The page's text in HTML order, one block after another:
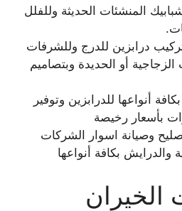
المنشئات الحديثة وللفلل
درابزين للدرج وللشرفات
أو الحديدة وبتصاميم
أنواعها للدرابزين وتوفير
بأسعار رخيصة
وصيانة اسوار الشركات
والدرايش بكافة أنواعها
الخيران